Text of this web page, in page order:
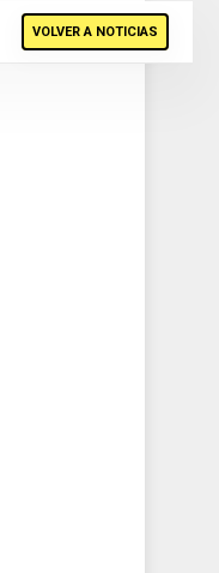
VOLVER A NOTICIAS